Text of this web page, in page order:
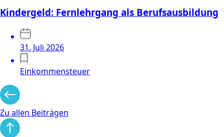
Kindergeld: Fernlehrgang als Berufsausbildung
31. Juli 2026
Einkommensteuer
Zu allen Beiträgen